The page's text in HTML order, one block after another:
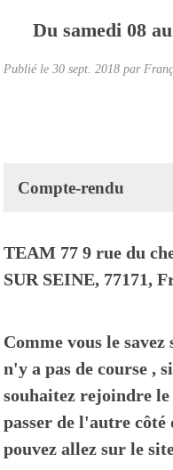
Du samedi 08au
Publié le 30 sept. 2018 par
Compte-rendu
TEAM 77 9 rue du
SUR SEINE, 77171,
Comme vous le savez
n'y a pas de course ,
souhaitez rejoindre
passer de l'autre
pouvez allez sur le